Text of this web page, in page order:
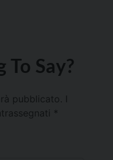
To Say?
pubblicato.
*